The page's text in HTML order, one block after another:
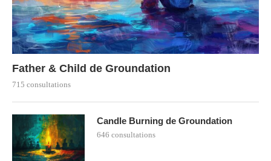
Father & Child de Groundation
715 consultations
Candle Burning de Groundation
646 consultations